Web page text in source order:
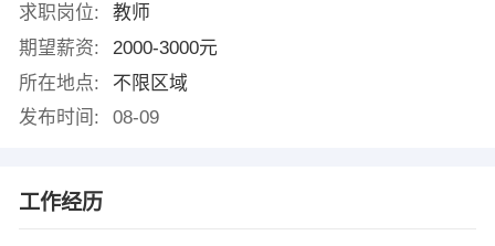
求职岗位:
教师
期望薪资:
2000-3000元
所在地点:
不限区域
发布时间:
08-09
工作经历